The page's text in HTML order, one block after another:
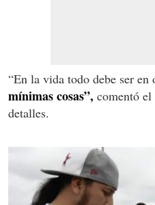
“En la vida todo debe ser en
mínimas cosas”, comentó el
detalles.